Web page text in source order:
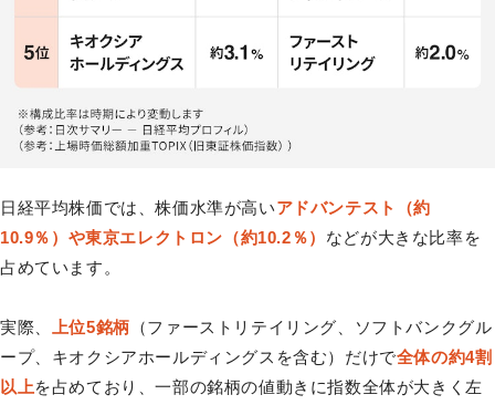
日経平均株価では、株価水準が高いアドバンテスト（約
10.9％）や東京エレクトロン（約10.2％） などが大きな比率を
占めています。
実際、 上位5銘柄 （ファーストリテイリング、ソフトバンクグル
ープ、キオクシアホールディングスを含む）だけで全体の約4割
以上を占めており、一部の銘柄の値動きに指数全体が大きく左